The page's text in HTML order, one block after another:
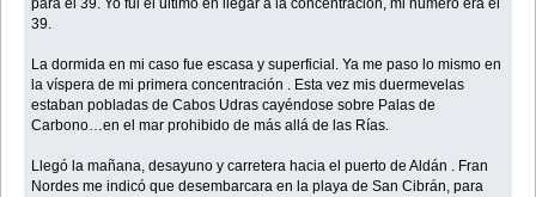
para el 39. Yo fui el último en llegar a la concentración, mi número era el
39.
La dormida en mi caso fue escasa y superficial. Ya me paso lo mismo en
la víspera de mi primera concentración . Esta vez mis duermevelas
estaban pobladas de Cabos Udras cayéndose sobre Palas de
Carbono…en el mar prohibido de más allá de las Rías.
Llegó la mañana, desayuno y carretera hacia el puerto de Aldán . Fran
Nordes me indicó que desembarcara en la playa de San Cibrán, para